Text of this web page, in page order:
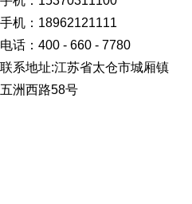
手机：18962121111
电话：400 - 660 - 7780
联系地址:江苏省太仓市城厢镇
五洲西路58号